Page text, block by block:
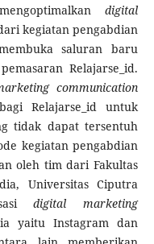
digital
kegiatan pengabdian
saluran baru
Relajarse_id.
communication
Relajarse_id untuk
tidak dapat tersentuh
kegiatan pengabdian
oleh tim dari Fakultas
Universitas Ciputra
digital marketing
yaitu Instagram dan